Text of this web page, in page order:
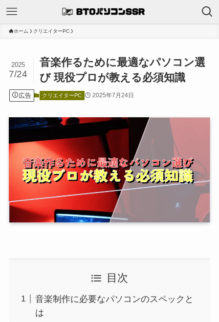
ホーム クリエイターPC
音楽作るために最適なパソコン選
び 現役プロが教える必須知識
2025
7/24
広告 クリエイターPC 2025年7月24日
目次
音楽制作に必要なパソコンのスペックと
は